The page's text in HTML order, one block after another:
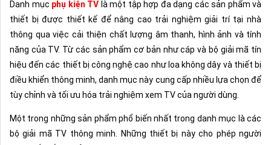
Danh mục phụ kiện TV là một tập hợp đa dạng các sản phẩm và
thiết bị được thiết kế để nâng cao trải nghiệm giải trí tại nhà
thông qua việc cải thiện chất lượng âm thanh, hình ảnh và tính
năng của TV. Từ các sản phẩm cơ bản như cáp và bộ giải mã tín
hiệu đến các thiết bị công nghệ cao như loa không dây và thiết bị
điều khiển thông minh, danh mục này cung cấp nhiều lựa chọn để
tùy chỉnh và tối ưu hóa trải nghiệm xem TV của người dùng.
Một trong những sản phẩm phổ biến nhất trong danh mục là các
bộ giải mã TV thông minh. Những thiết bị này cho phép người